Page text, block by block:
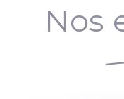
Nos